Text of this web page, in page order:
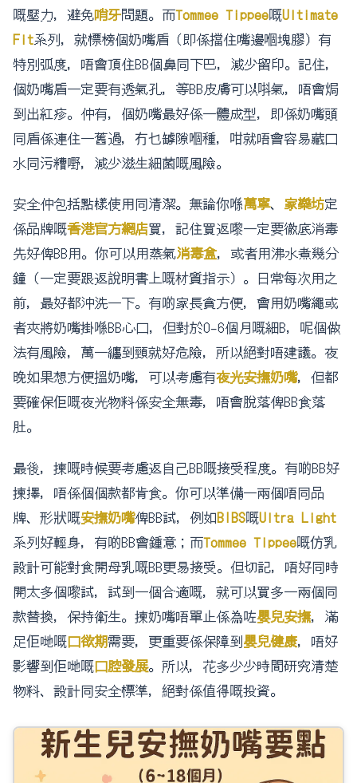
嘅壓力，避免哨牙問題。而Tommee Tippee嘅Ultimate
Fit系列，就標榜個奶嘴盾（即係擋住嘴邊嗰塊膠）有
特別弧度，唔會頂住BB個鼻同下巴，減少留印。記住，
個奶嘴盾一定要有透氣孔，等BB皮膚可以唞氣，唔會焗
到出紅疹。仲有，個奶嘴最好係一體成型，即係奶嘴頭
同盾係連住一舊過，冇乜罅隙嗰種，咁就唔會容易藏口
水同污糟嘢，減少滋生細菌嘅風險。
安全仲包括點樣使用同清潔。無論你喺萬寧、 家樂坊定
係品牌嘅香港官方網店買，記住買返嚟一定要徹底消毒
先好俾BB用。你可以用蒸氣消毒盒，或者用沸水煮幾分
鐘（一定要跟返說明書上嘅材質指示）。日常每次用之
前，最好都沖洗一下。有啲家長貪方便，會用奶嘴繩或
者夾將奶嘴掛喺BB心口，但對於0-6個月嘅細B，呢個做
法有風險，萬一纏到頸就好危險，所以絕對唔建議。夜
晚如果想方便搵奶嘴，可以考慮有夜光安撫奶嘴，但都
要確保佢嘅夜光物料係安全無毒，唔會脫落俾BB食落
肚。
最後，揀嘅時候要考慮返自己BB嘅接受程度。有啲BB好
揀擇，唔係個個款都肯食。你可以準備一兩個唔同品
牌、形狀嘅安撫奶嘴俾BB試，例如BIBS嘅Ultra Light
系列好輕身，有啲BB會鍾意；而Tommee Tippee嘅仿乳
設計可能對食開母乳嘅BB更易接受。但切記，唔好同時
開太多個嚟試，試到一個合適嘅，就可以買多一兩個同
款替換，保持衛生。揀奶嘴唔單止係為咗嬰兒安撫，滿
足佢哋嘅口欲期需要，更重要係保障到嬰兒健康，唔好
影響到佢哋嘅口腔發展。所以，花多少少時間研究清楚
物料、設計同安全標準，絕對係值得嘅投資。